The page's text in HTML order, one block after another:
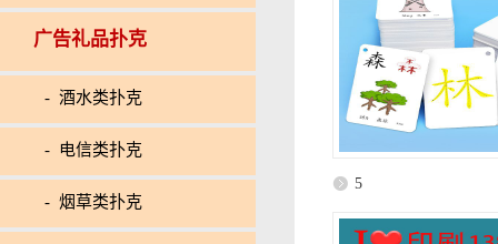
广告礼品扑克
- 酒水类扑克
- 电信类扑克
- 烟草类扑克
5